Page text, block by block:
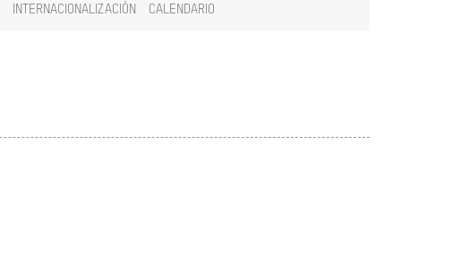
INTERNACIONALIZACIÓN CALENDARIO